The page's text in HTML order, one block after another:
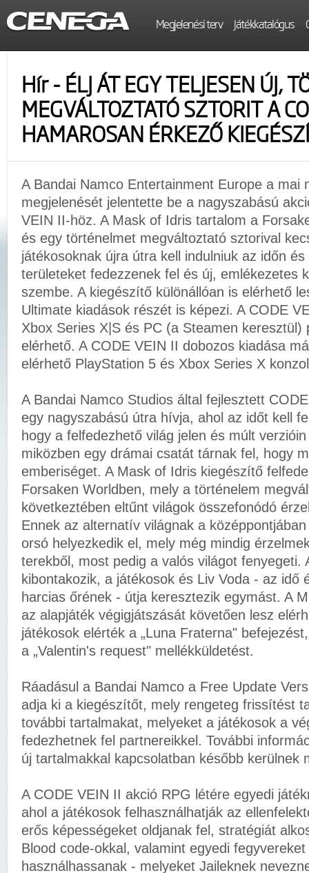
Megjelenési terv Játékkatalógus
Hír - ÉLJ ÁT EGY TELJESEN ÚJ,
MEGVÁLTOZTATÓ SZTORIT A
HAMAROSAN ÉRKEZŐ
A Bandai Namco Entertainment Europe a mai
megjelenését jelentette be a nagyszabású
VEIN II-höz. A Mask of Idris tartalom a
és egy történelmet megváltoztató sztorival
játékosoknak újra útra kell indulniuk az időn
területeket fedezzenek fel és új, emlékezetes
szembe. A kiegészítő különállóan is elérhető
Ultimate kiadások részét is képezi. A CODE
Xbox Series X|S és PC (a Steamen keresztül)
elérhető. A CODE VEIN II dobozos kiadása
elérhető PlayStation 5 és Xbox Series X
A Bandai Namco Studios által fejlesztett
egy nagyszabású útra hívja, ahol az időt kell
hogy a felfedezhető világ jelen és múlt
miközben egy drámai csatát tárnak fel, hogy
emberiséget. A Mask of Idris kiegészítő
Forsaken Worldben, mely a történelem
következtében eltűnt világok összefonódó
Ennek az alternatív világnak a
orsó helyezkedik el, mely még mindig
terekből, most pedig a valós világot fenyegeti.
kibontakozik, a játékosok és Liv Voda - az idő
harcias őrének - útja keresztezik egymást. A
az alapjáték végigjátszását követően lesz
játékosok elérték a „Luna Fraterna"
a „Valentin's request" mellékküldetést.
Ráadásul a Bandai Namco a Free Update
adja ki a kiegészítőt, mely rengeteg frissítést
további tartalmakat, melyeket a játékosok a
fedezhetnek fel partnereikkel. További
új tartalmakkal kapcsolatban később kerülnek
A CODE VEIN II akció RPG létére egyedi
ahol a játékosok felhasználhatják az
erős képességeket oldjanak fel, stratégiát
Blood code-okkal, valamint egyedi
használhassanak - melyeket Jaileknek